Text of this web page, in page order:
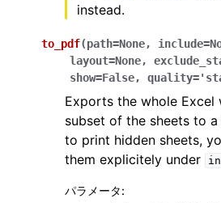
instead.
to_pdf(path=None, include=
layout=None,
show=False, quality=
Exports the whole Excel
subset of the sheets to
to print hidden sheets,
them explicitely under
パラメータ: